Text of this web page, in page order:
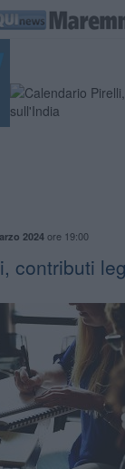
2024ore 19:00
contributi